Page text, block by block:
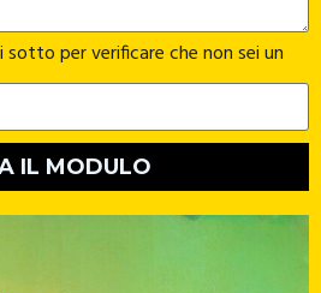
sotto per verificare che non sei un
IL MODULO